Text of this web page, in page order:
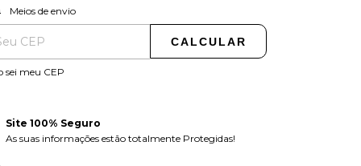
para o CEP:
Meios de envio
CALCULAR
sei meu CEP
Site 100% Seguro
As suas informações estão totalmente Protegidas!